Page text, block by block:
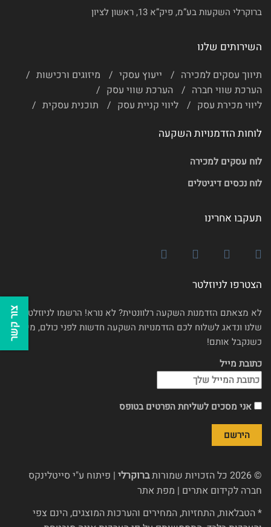
ברוקרלי השקעות בע”מ, פיק”א 13, ראשון לציון
השירותים שלנו
תיווך עסקים למכירה ייעוץ עסקי
מיזוגים ורכישות
הערכת שווי חברה
הערכת שווי עסק
ליווי מכירת עסק
ליווי קניית עסק תוכנית עסקית
לוחות הזדמנויות השקעה
לוח עסקים למכירה
לוח נכסים דיגיטלים
תעקבו אחרינו
הצטרפו לניוזלטר
לא מצאתם הזדמנות השקעה רלוונטית? לא נורא! הרשמו לניוזלטר
שלנו ונדאג לשלוח לכם הזדמנויות השקעה חדשות לפני כולם, מיד
כשנקבל אותם!
כתובת מייל
אני מסכים לשליחת הפרטים בטופס
© 2026 כל הזכויות שמורות ברוקרלי | פיתוח ע"י סייטלינקס
חברה לקידום אתרים | מפת אתר
* הטבלאות, התחזיות, המחירים והערכות המוצגים, הינם צפי
צור קשר